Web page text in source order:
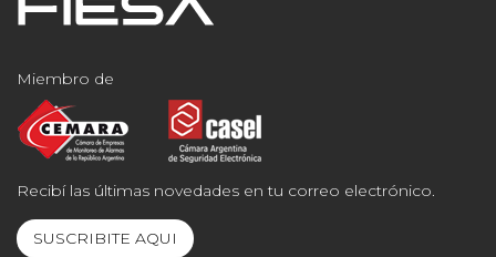
Miembro de
Recibí las últimas novedades en tu correo electrónico.
SUSCRIBITE AQUI